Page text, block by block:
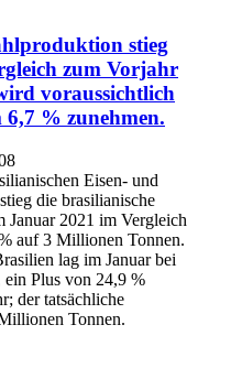
stieg
zum Vorjahr
voraussichtlich
% zunehmen.
Eisen- und
die brasilianische
Januar 2021 im Vergleich
auf 3 Millionen Tonnen.
lag im Januar bei
Plus von 24,9 %
der tatsächliche
Tonnen.